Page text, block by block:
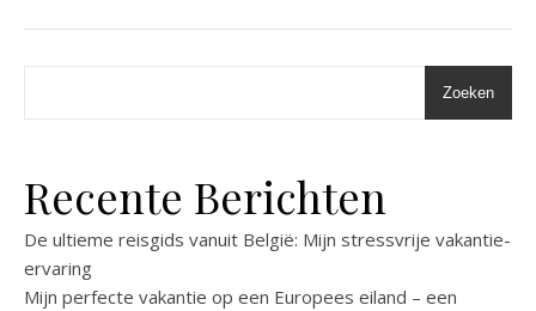
Zoeken
Recente Berichten
De ultieme reisgids vanuit België: Mijn stressvrije vakantie-
ervaring
Mijn perfecte vakantie op een Europees eiland – een